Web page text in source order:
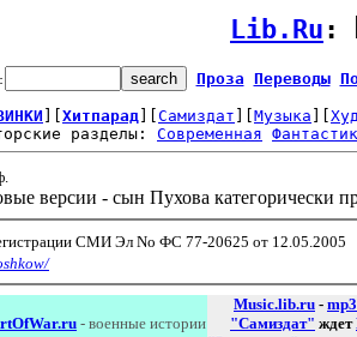
Lib.Ru :
Проза Переводы
Хитпарад Самиздат Музыка
разделы: Современная
версии - сын Пухова категорически
СМИ Эл No ФС 77-20625 от 12.05.2005
- военные истории
Music.lib.ru - mp3
"Самиздат" ждет